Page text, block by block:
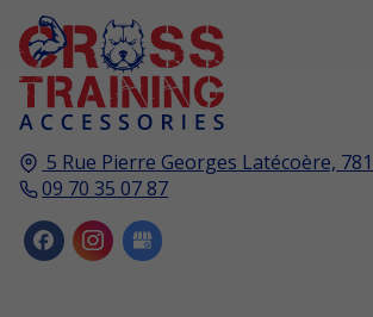
5 Rue Pierre Georges Latécoère,
09 70 35 07 87